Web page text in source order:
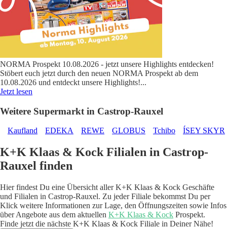
NORMA Prospekt 10.08.2026 - jetzt unsere Highlights entdecken!
Stöbert euch jetzt durch den neuen NORMA Prospekt ab dem
10.08.2026 und entdeckt unsere Highlights!...
Jetzt lesen
Weitere Supermarkt in Castrop-Rauxel
Kaufland EDEKA REWE GLOBUS Tchibo ÍSEY SKYR
K+K Klaas & Kock Filialen in Castrop-
Rauxel finden
Hier findest Du eine Übersicht aller K+K Klaas & Kock Geschäfte
und Filialen in Castrop-Rauxel. Zu jeder Filiale bekommst Du per
Klick weitere Informationen zur Lage, den Öffnungszeiten sowie Infos
über Angebote aus dem aktuellen K+K Klaas & Kock Prospekt.
Finde jetzt die nächste K+K Klaas & Kock Filiale in Deiner Nähe!